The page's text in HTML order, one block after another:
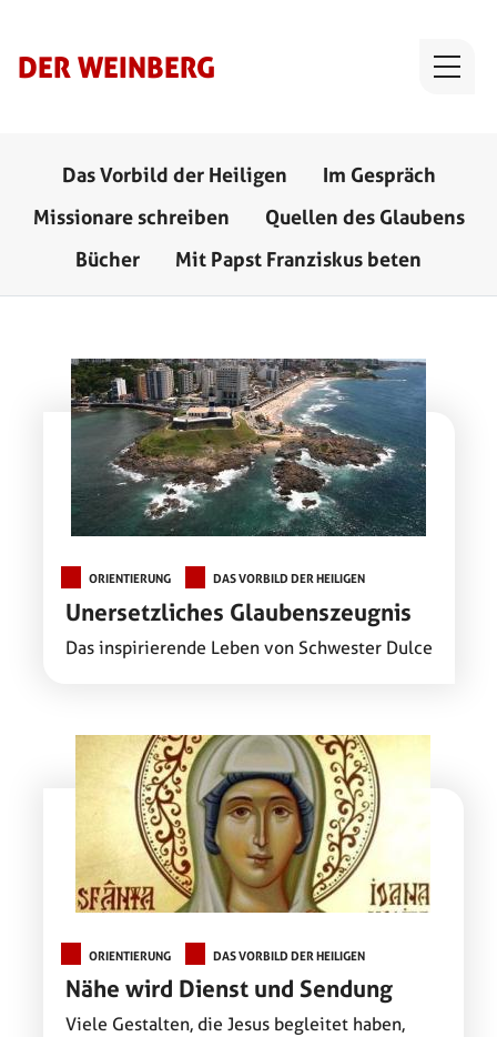
DER WEINBERG
Serien Menü
Das Vorbild der Heiligen
Im Gespräch
Missionare schreiben
Quellen des Glaubens
Bücher
Mit Papst Franziskus beten
ORIENTIERUNG DAS VORBILD DER HEILIGEN
Unersetzliches Glaubenszeugnis
Das inspirierende Leben von Schwester Dulce
ORIENTIERUNG DAS VORBILD DER HEILIGEN
Nähe wird Dienst und Sendung
Viele Gestalten, die Jesus begleitet haben,